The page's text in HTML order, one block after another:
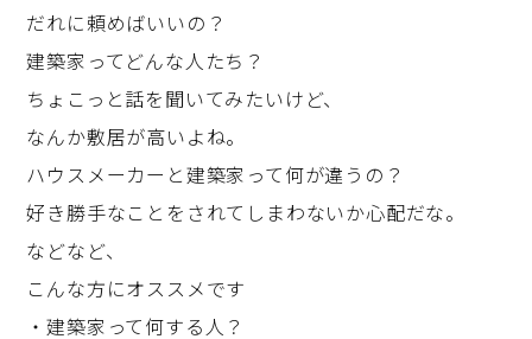
だれに頼めばいいの？
建築家ってどんな人たち？
ちょこっと話を聞いてみたいけど、
なんか敷居が高いよね。
ハウスメーカーと建築家って何が違うの？
好き勝手なことをされてしまわないか心配だな。
などなど、
こんな方にオススメです
・建築家って何する人？